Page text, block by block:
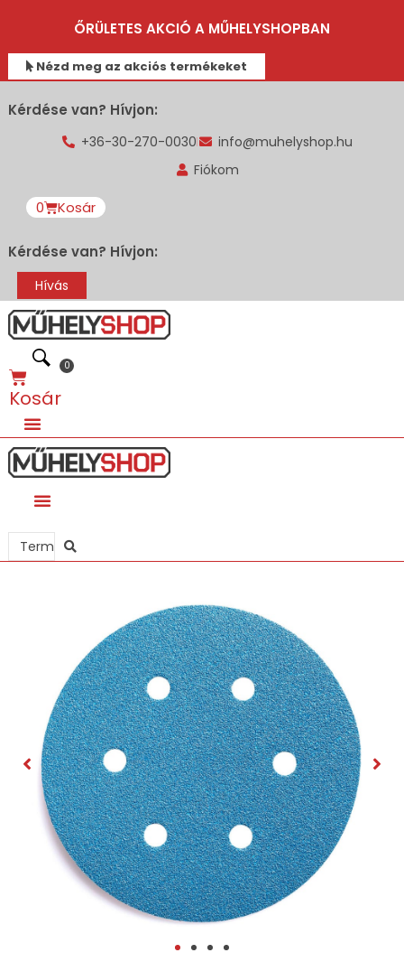
ŐRÜLETES AKCIÓ A MŰHELYSHOPBAN
Nézd meg az akciós termékeket
Kérdése van? Hívjon:
+36-30-270-0030
info@muhelyshop.hu
Fiókom
0 Kosár
Kérdése van? Hívjon:
Hívás
0
Kosár
Search